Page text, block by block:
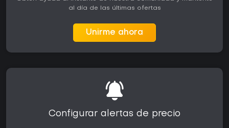
al día de las últimas ofertas
Unirme ahora
Configurar alertas de precio